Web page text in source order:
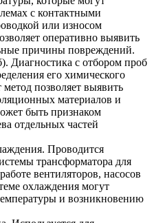
с контактными
или износом
оперативно выявить
причины повреждений.
. Диагностика с отбором проб
его химического
метод позволяет выявить
материалов и
быть признаком
отдельных частей
. Проводится
трансформатора для
вентиляторов, насосов
охлаждения могут
и возникновению